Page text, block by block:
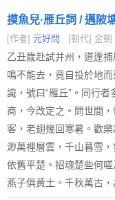
摸魚兒·雁丘詞 / 邁陂
[作者] 元好問 [朝代] 金朝
乙丑歲赴試并州，道逢
鳴不能去，竟自投於地
識，號曰“雁丘”。同行
商，今改定之。問世間
客，老翅幾回寒暑。歡
渺萬裡層雲，千山暮雪
依舊平楚。招魂楚些何
燕子俱黃土。千秋萬古